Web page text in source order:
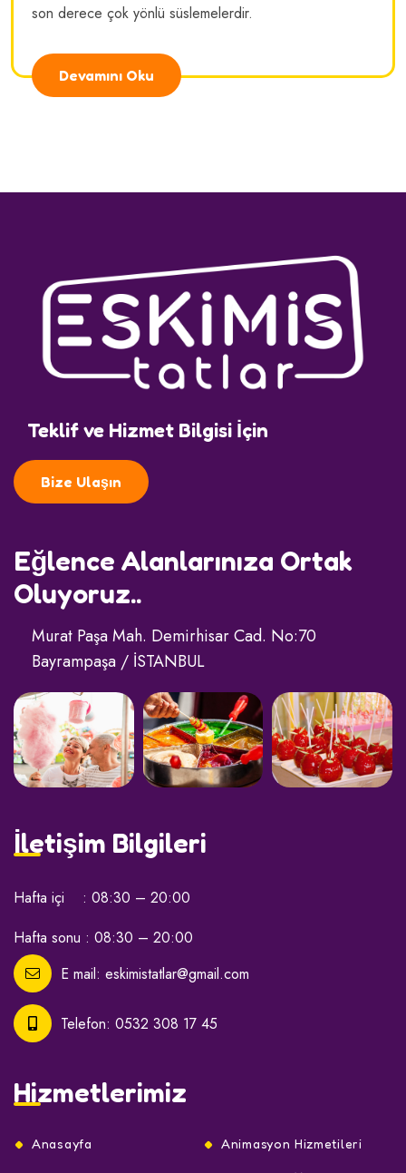
son derece çok yönlü süslemelerdir.
Devamını Oku
Teklif ve Hizmet Bilgisi İçin
Bize Ulaşın
Eğlence Alanlarınıza Ortak
Oluyoruz..
Murat Paşa Mah. Demirhisar Cad. No:70
Bayrampaşa / İSTANBUL
İletişim Bilgileri
Hafta içi : 08:30 – 20:00
Hafta sonu : 08:30 – 20:00
E mail: eskimistatlar@gmail.com
Telefon: 0532 308 17 45
Hizmetlerimiz
Anasayfa Animasyon Hizmetileri